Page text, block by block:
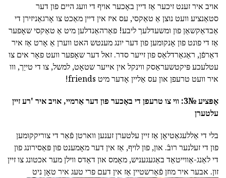
אויב איר זענט זיכער אַז דיין באָכער אויף די וועג היים פון דער
סטאַנציע וועט נוצן אַ טאַקסי, עס איז אין דיין מאַכט צו אָרגאַניזירן די
אַבדאַקשאַן פון ומשעדלעך ליבע! פאַרהאַנדלען מיט אַ טאַקסי שאָפער
אַז די פונט פון אָנקומען פון דער יונג מענטש האט ווערן אַ אָרט אַז איר
דאַרפֿן, ראַגאַרדלאַס פון זייער סדר. זאל דער שאָפער וועט פאָר אים צו
עטלעכע פּיקטשעראַסק ווינקל אין אייער שטאָט, למשל, צו די טייַך, ווו
איר וועט טרעפן און עס אַליין אָדער מיט friends!
אָפּציע №3: ווי צו טרעפן די באָכער פון דער אַרמיי,
אויב איר 'רע זיין
עלטערן
בלי די אַללעגאַטיאָן אַז זיין עלטערן זענען ווארטן פֿאַר די צוריקקומען
פון די זעלנער רובֿ. און, פון לויף, אַז אין דער מאָמענט פון פּאַסירונג פון
די לאַנג-אַווייטאַד באַגעגעניש, מאָמס און דאַדס ווילן מער אכטונג צו זיין
זון. אבער איר מוזן פֿאַרשטיין אַז אין דעם פרי טעג איר טאָן ניט